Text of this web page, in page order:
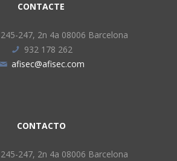
CONTACTE
247, 2n 4a 08006 Barcelona
932 178 262
afisec@afisec.com
CONTACTO
247, 2n 4a 08006 Barcelona